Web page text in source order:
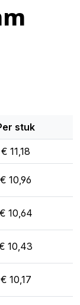
stuk
€ 11,18
€ 10,96
€ 10,64
10,43
€ 10,17